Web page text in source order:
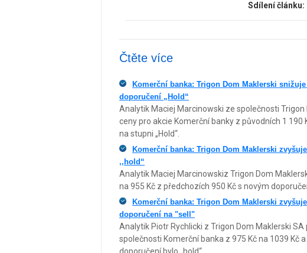
Sdílení článku:
Čtěte více
Komerční banka: Trigon Dom Maklerski
doporučení „Hold“
Analytik Maciej Marcinowski ze společnosti
ceny pro akcie Komerční banky z původních 1 190
na stupni „Hold“.
Komerční banka: Trigon Dom Maklerski
‚‚hold“
Analytik Maciej Marcinowskiz Trigon Dom
na 955 Kč z předchozích 950 Kč s novým
Komerční banka: Trigon Dom Maklerski
doporučení na "sell"
Analytik Piotr Rychlicki z Trigon Dom Maklerski
společnosti Komerční banka z 975 Kč na 1039 Kč